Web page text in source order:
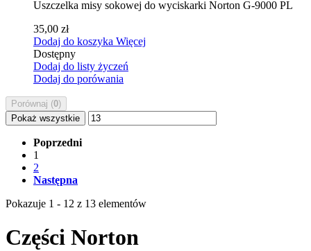
Uszczelka misy sokowej do wyciskarki Norton G-9000 PL
35,00 zł
Dodaj do koszyka Więcej
Dostępny
Dodaj do listy życzeń
Dodaj do porówania
Porównaj (0)
Pokaż wszystkie
Poprzedni
1
2
Następna
Pokazuje 1 - 12 z 13 elementów
Części Norton